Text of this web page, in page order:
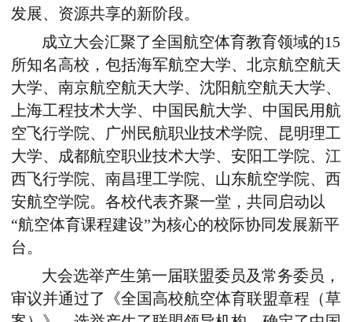
发展、资源共享的新阶段。
成立大会汇聚了全国航空体育教育领域的15
所知名高校，包括海军航空大学、北京航空航天
大学、南京航空航天大学、沈阳航空航天大学、
上海工程技术大学、中国民航大学、中国民用航
空飞行学院、广州民航职业技术学院、昆明理工
大学、成都航空职业技术大学、安阳工学院、江
西飞行学院、南昌理工学院、山东航空学院、西
安航空学院。各校代表齐聚一堂，共同启动以
“航空体育课程建设”为核心的校际协同发展新平
台。
大会选举产生第一届联盟委员及常务委员，
审议并通过了《全国高校航空体育联盟章程（草